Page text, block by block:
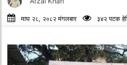
माघ २८, २०८२ मंगलबार ३४२ पटक